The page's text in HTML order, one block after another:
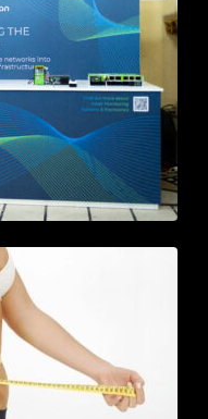
generează o scădere
22,6% la femei în
și reduce la jumătate